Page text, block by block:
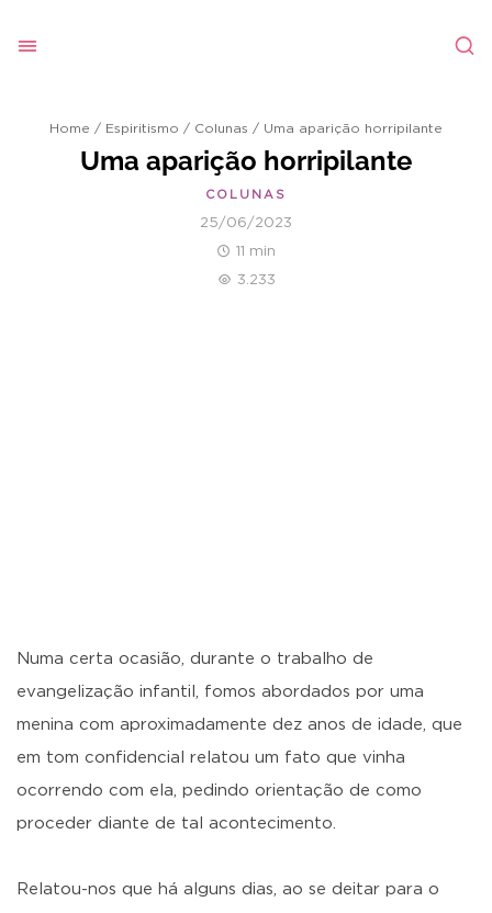
Home / Espiritismo / Colunas / Uma aparição horripilante
Uma aparição horripilante
COLUNAS
25/06/2023
11 min
3.233
Numa certa ocasião, durante o trabalho de
evangelização infantil, fomos abordados por uma
menina com aproximadamente dez anos de idade, que
em tom confidencial relatou um fato que vinha
ocorrendo com ela, pedindo orientação de como
proceder diante de tal acontecimento.
Relatou-nos que há alguns dias, ao se deitar para o